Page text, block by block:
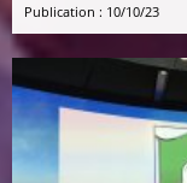
Publication : 10/10/23